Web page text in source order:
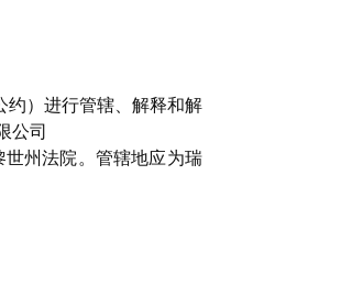
约）进行管辖、解释和解
公司
州法院。管辖地应为瑞